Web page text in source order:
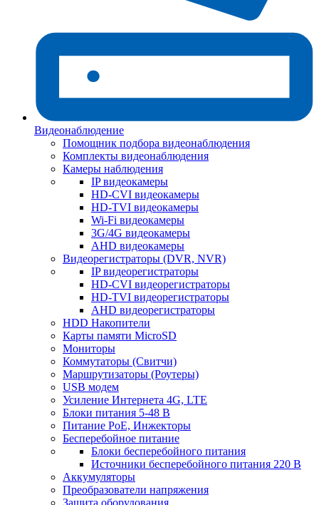
Видеонаблюдение
Помощник подбора видеонаблюдения
Комплекты видеонаблюдения
Камеры наблюдения
IP видеокамеры
HD-CVI видеокамеры
HD-TVI видеокамеры
Wi-Fi видеокамеры
3G/4G видеокамеры
AHD видеокамеры
Видеорегистраторы (DVR, NVR)
IP видеорегистраторы
HD-CVI видеорегистраторы
HD-TVI видеорегистраторы
AHD видеорегистраторы
HDD Накопители
Карты памяти MicroSD
Мониторы
Коммутаторы (Свитчи)
Маршрутизаторы (Роутеры)
USB модем
Усиление Интернета 4G, LTE
Блоки питания 5-48 В
Питание PoE, Инжекторы
Бесперебойное питание
Блоки бесперебойного питания
Источники бесперебойного питания 220 В
Аккумуляторы
Преобразователи напряжения